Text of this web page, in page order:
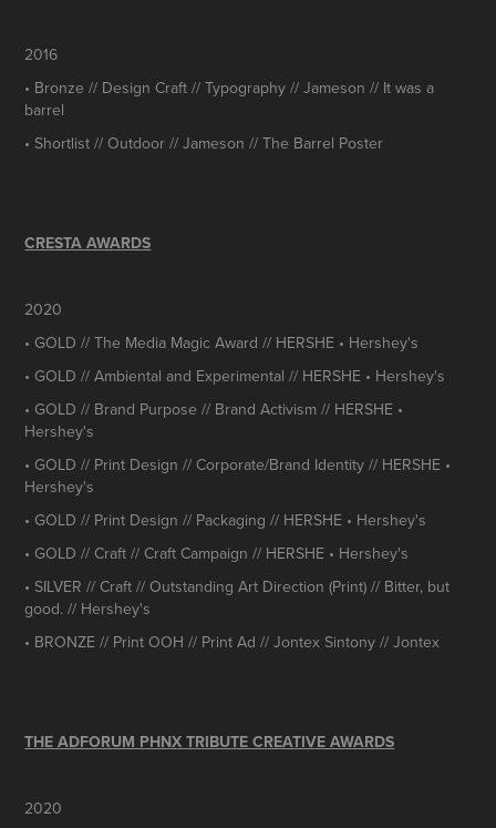
2016
• Bronze // Design Craft // Typography // Jameson // It was a
barrel
• Shortlist // Outdoor // Jameson // The Barrel Poster
CRESTA AWARDS
2020
• GOLD // The Media Magic Award // HERSHE • Hershey's
• GOLD // Ambiental and Experimental // HERSHE • Hershey's
• GOLD // Brand Purpose // Brand Activism // HERSHE •
Hershey's
• GOLD // Print Design // Corporate/Brand Identity // HERSHE •
Hershey's
• GOLD // Print Design // Packaging // HERSHE • Hershey's
• GOLD // Craft // Craft Campaign // HERSHE • Hershey's
• SILVER // Craft // Outstanding Art Direction (Print) // Bitter, but
good. // Hershey's
• BRONZE // Print OOH // Print Ad // Jontex Sintony // Jontex
THE ADFORUM PHNX TRIBUTE CREATIVE AWARDS
2020